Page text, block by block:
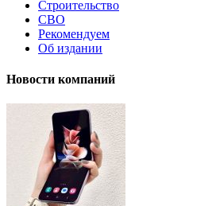
Строительство
СВО
Рекомендуем
Об издании
Новости компаний